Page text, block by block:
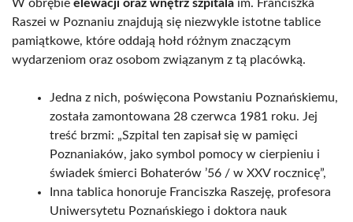
W obrębie elewacji oraz wnętrz szpitala im. Franciszka
Raszei w Poznaniu znajdują się niezwykle istotne tablice
pamiątkowe, które oddają hołd różnym znaczącym
wydarzeniom oraz osobom związanym z tą placówką.
Jedna z nich, poświęcona Powstaniu Poznańskiemu,
została zamontowana 28 czerwca 1981 roku. Jej
treść brzmi: „Szpital ten zapisał się w pamięci
Poznaniaków, jako symbol pomocy w cierpieniu i
świadek śmierci Bohaterów ’56 / w XXV rocznicę”,
Inna tablica honoruje Franciszka Raszeję, profesora
Uniwersytetu Poznańskiego i doktora nauk